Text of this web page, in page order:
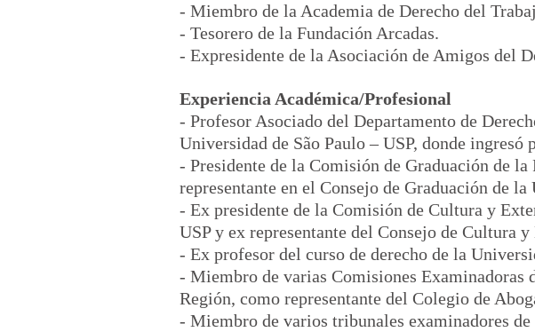
- Miembro de la Academia de Derecho del
- Tesorero de la Fundación Arcadas.
- Expresidente de la Asociación de Amigos del
Experiencia Académica/Profesional
- Profesor Asociado del Departamento de
Universidad de São Paulo – USP, donde ingresó
- Presidente de la Comisión de Graduación de
representante en el Consejo de Graduación de la
- Ex presidente de la Comisión de Cultura y
USP y ex representante del Consejo de Cultura
- Ex profesor del curso de derecho de la
- Miembro de varias Comisiones Examinadoras
Región, como representante del Colegio de
- Miembro de varios tribunales examinadores